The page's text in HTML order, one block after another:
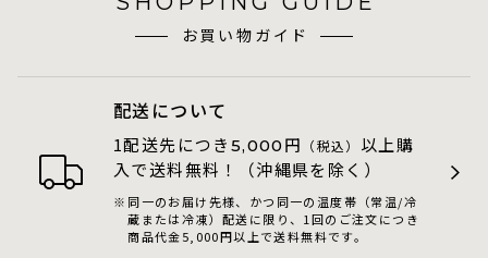
お買い物ガイド
配送について
1配送先につき 5,000 円 （税込） 以上購
入で送料無料！（沖縄県を除く）
同一のお届け先様、かつ同一の温度帯（常温/冷
蔵または冷凍）配送に限り、1回のご注文につき
商品代金5,000円以上で送料無料です。